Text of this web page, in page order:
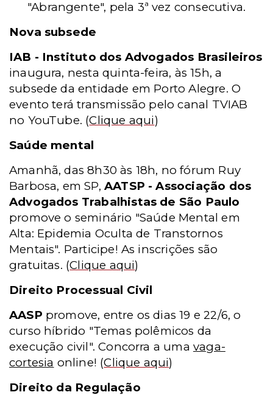
"Abrangente", pela 3ª vez consecutiva.
Nova subsede
IAB - Instituto dos Advogados Brasileiros
inaugura, nesta quinta-feira, às 15h, a
subsede da entidade em Porto Alegre. O
evento terá transmissão pelo canal TVIAB
no YouTube. (Clique aqui)
Saúde mental
Amanhã, das 8h30 às 18h, no fórum Ruy
Barbosa, em SP, AATSP - Associação dos
Advogados Trabalhistas de São Paulo
promove o seminário "Saúde Mental em
Alta: Epidemia Oculta de Transtornos
Mentais". Participe! As inscrições são
gratuitas. (Clique aqui)
Direito Processual Civil
AASP promove, entre os dias 19 e 22/6, o
curso híbrido "Temas polêmicos da
execução civil". Concorra a uma vaga-
cortesia online! (Clique aqui)
Direito da Regulação